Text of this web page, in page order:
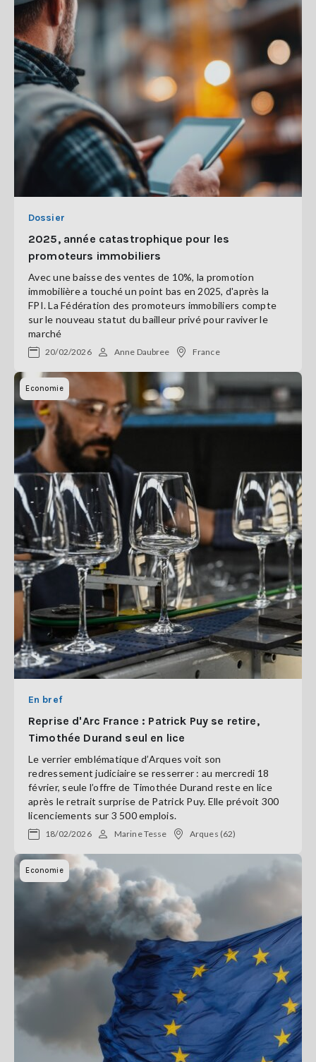
Dossier
2025, année catastrophique pour les
promoteurs immobiliers
Avec une baisse des ventes de 10%, la promotion
immobilière a touché un point bas en 2025, d'après la
FPI. La Fédération des promoteurs immobiliers compte
sur le nouveau statut du bailleur privé pour raviver le
marché
20/02/2026 Anne Daubree France
Economie
En bref
Reprise d'Arc France : Patrick Puy se retire,
Timothée Durand seul en lice
Le verrier emblématique d’Arques voit son
redressement judiciaire se resserrer : au mercredi 18
février, seule l’offre de Timothée Durand reste en lice
après le retrait surprise de Patrick Puy. Elle prévoit 300
licenciements sur 3 500 emplois.
18/02/2026 Marine Tesse Arques (62)
Economie